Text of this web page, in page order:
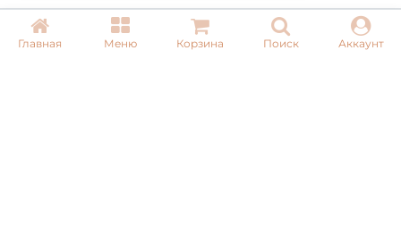
Главная Меню Корзина Поиск Аккаунт
+ 38 (093) 075 35 05